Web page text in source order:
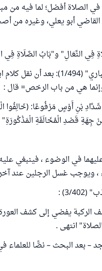
الصلاة أفضل؛ لما فيه من
أبو يعلي، وغيره من
فِي النِّعَالِ" و"بَابُ الصَّلَاةِ
قال الحافظ ابن حجر رحمه الله في "فتح
هي من باب الرخص= قال :
بْنِ أَوْسٍ مَرْفُوعًا: (خَالِفُوا
جِهَةِ قَصْدِ الْمُخَالَفَةِ الْمَذْكُورَةِ"
في الوضوء ، فينبغي عليه
، ويوجب غسل الرجلين عند
:
الركبة يفضي إلى كشف
انتهى .
– بعد البحث – نصًّا للعلماء